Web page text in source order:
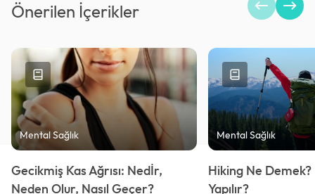
Önerilen İçerikler
Mental Sağlık
Gecikmiş Kas Ağrısı: Nedİr,
Neden Olur, Nasıl Geçer?
Mental Sağlık
Hiking Ne Demek?
Yapılır?